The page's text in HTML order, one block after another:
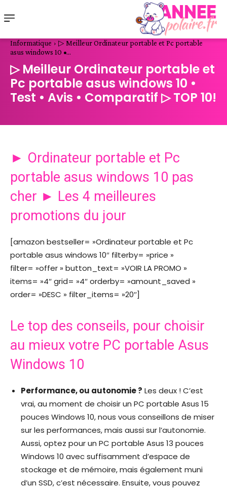
Informatique
▷ Meilleur Ordinateur portable et Pc portable
asus windows 10 •...
▷ Meilleur Ordinateur portable et
Pc portable asus windows 10 •
Test • Avis • Comparatif ▷ TOP 10!
► Ordinateur portable et Pc
portable asus windows 10 pas
cher ► Les 4 meilleures
promotions du jour
[amazon bestseller= »Ordinateur portable et Pc
portable asus windows 10″ filterby= »price »
filter= »offer » button_text= »VOIR LA PROMO »
items= »4″ grid= »4″ orderby= »amount_saved »
order= »DESC » filter_items= »20″]
Le top des conseils, pour choisir
au mieux votre PC portable Asus
Windows 10
Performance, ou autonomie ? Les deux ! C’est
vrai, au moment de choisir un PC portable Asus 15
pouces Windows 10, nous vous conseillons de miser
sur les performances, mais aussi sur l’autonomie.
Aussi, optez pour un PC portable Asus 13 pouces
Windows 10 avec suffisamment d’espace de
stockage et de mémoire, mais également muni
d’un SSD, c’est nécessaire. Ensuite, vous pouvez